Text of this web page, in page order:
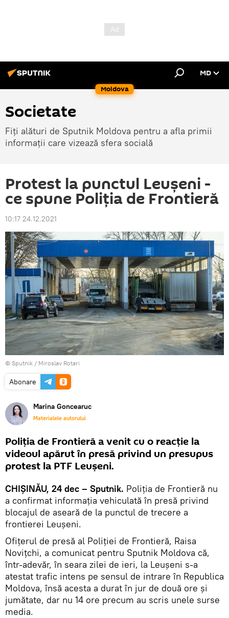
Moldova
MD
Societate
Fiți alături de Sputnik Moldova pentru a afla primii
informații care vizează sfera socială
Protest la punctul Leușeni -
ce spune Poliția de Frontieră
10:17 24.12.2021
© Sputnik / Miroslav Rotari
Abonare
Marina Goncearuc
Materialele autorului
Poliția de Frontieră a venit cu o reacție la
videoul apărut în presă privind un presupus
protest la PTF Leușeni.
CHIȘINĂU, 24 dec – Sputnik. Poliția de Frontieră nu
a confirmat informația vehiculată în presă privind
blocajul de aseară de la punctul de trecere a
frontierei Leușeni.
Ofițerul de presă al Poliției de Frontieră, Raisa
Novițchi, a comunicat pentru Sputnik Moldova că,
într-adevăr, în seara zilei de ieri, la Leușeni s-a
atestat trafic intens pe sensul de intrare în Republica
Moldova, însă acesta a durat în jur de două ore și
jumătate, dar nu 14 ore precum au scris unele surse
media.